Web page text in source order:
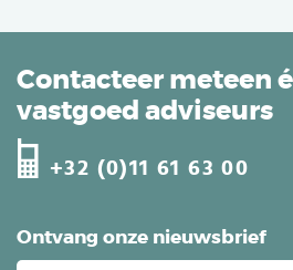
Ontvang onze nieuwsbrief
Contacteer meteen
vastgoed adviseurs
+32 (0)11 61 63 00